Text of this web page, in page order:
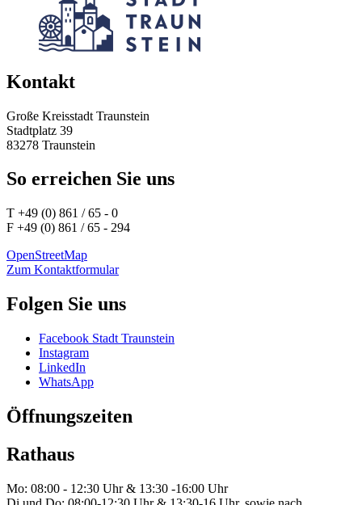
Kontakt
Große Kreisstadt Traunstein
Stadtplatz 39
83278 Traunstein
So erreichen Sie uns
T +49 (0) 861 / 65 - 0
F +49 (0) 861 / 65 - 294
OpenStreetMap
Zum Kontaktformular
Folgen Sie uns
Facebook Stadt Traunstein
Instagram
LinkedIn
WhatsApp
Öffnungszeiten
Rathaus
Mo: 08:00 - 12:30 Uhr & 13:30 -16:00 Uhr